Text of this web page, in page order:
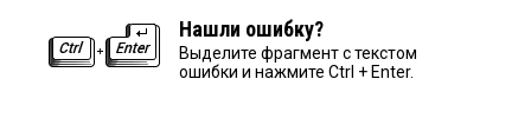
Нашли ошибку?
Выделите фрагмент с текстом
ошибки и нажмите Ctrl + Enter.